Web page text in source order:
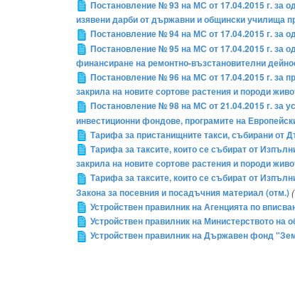
Постановление № 93 на МС от 17.04.2015 г. за
изявени дарби от държавни и общински училища
Постановление № 94 на МС от 17.04.2015 г. за
Постановление № 95 на МС от 17.04.2015 г. за
финансиране на ремонтно-възстановителни
Постановление № 96 на МС от 17.04.2015 г. за
закрила на новите сортове растения и породи
Постановление № 98 на МС от 21.04.2015 г. за
инвестиционни фондове, програмите на
Тарифа за пристанищните такси, събирани от
Тарифа за таксите, които се събират от
закрила на новите сортове растения и породи
Тарифа за таксите, които се събират от
Закона за посевния и посадъчния материал (отм.)
Устройствен правилник на Агенцията по
Устройствен правилник на Министерството на
Устройствен правилник на Държавен фонд